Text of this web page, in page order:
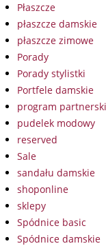
Płaszcze
płaszcze damskie
płaszcze zimowe
Porady
Porady stylistki
Portfele damskie
program partnerski
pudelek modowy
reserved
Sale
sandału damskie
shoponline
sklepy
Spódnice basic
Spódnice damskie